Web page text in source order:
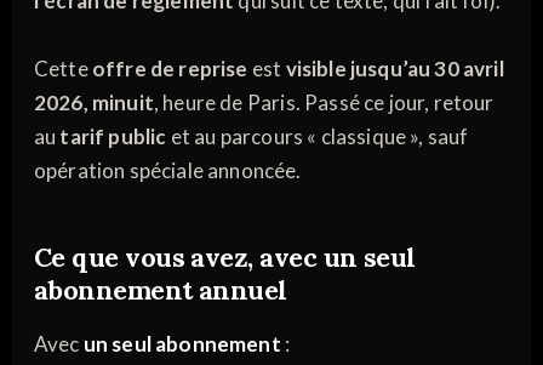
Cetteoffre de reprise est visible jusqu’au 30 avril
2026, minuit, heure de Paris. Passé ce jour, retour
au tarif public et au parcours « classique », sauf
opération spéciale annoncée.
Ce que vous avez, avecun seul
abonnement annuel
Avec un seul abonnement :